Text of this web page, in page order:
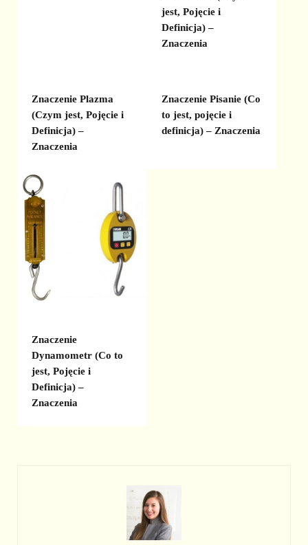
jest, Pojęcie i
Definicja) –
Znaczenia
Znaczenie Plazma
(Czym jest, Pojęcie i
Definicja) –
Znaczenia
Znaczenie Pisanie (Co
to jest, pojęcie i
definicja) – Znaczenia
Znaczenie
Dynamometr (Co to
jest, Pojęcie i
Definicja) –
Znaczenia